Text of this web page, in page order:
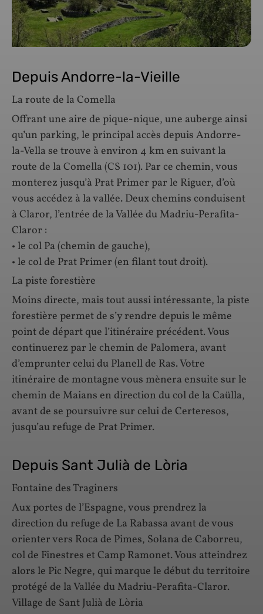
Depuis Andorre-la-Vieille
La route de la Comella
Offrant une aire de pique-nique, une auberge ainsi
qu’un parking, le principal accès depuis Andorre-
la-Vella se trouve à environ 4 km en suivant la
route de la Comella (CS 101). Par ce chemin, vous
monterez jusqu’à Prat Primer par le Riguer, d’où
vous accédez à la vallée. Deux chemins conduisent
à Claror, l’entrée de la Vallée du Madriu-Perafita-
Claror :
• le col Pa (chemin de gauche),
• le col de Prat Primer (en filant tout droit).
La piste forestière
Moins directe, mais tout aussi intéressante, la piste
forestière permet de s’y rendre depuis le même
point de départ que l’itinéraire précédent. Vous
continuerez par le chemin de Palomera, avant
d’emprunter celui du Planell de Ras. Votre
itinéraire de montagne vous mènera ensuite sur le
chemin de Maians en direction du col de la Caülla,
avant de se poursuivre sur celui de Certeresos,
jusqu’au refuge de Prat Primer.
Depuis Sant Julià de Lòria
Fontaine des Traginers
Aux portes de l’Espagne, vous prendrez la
direction du refuge de La Rabassa avant de vous
orienter vers Roca de Pimes, Solana de Caborreu,
col de Finestres et Camp Ramonet. Vous atteindrez
alors le Pic Negre, qui marque le début du territoire
protégé de la Vallée du Madriu-Perafita-Claror.
Village de Sant Julià de Lòria